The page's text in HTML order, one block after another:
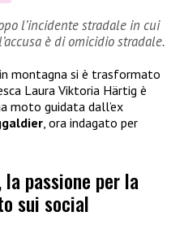
l’incidente stradale in cui
è di omicidio stradale.
in montagna si è trasformato
Laura Viktoria Härtig è
moto guidata dall’ex
, ora indagato per
passione per la
sui social